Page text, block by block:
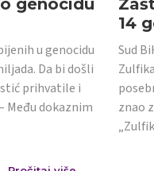
u genocidu
Da bi došli
prihvatile i
dokaznim
14
Sud
znao